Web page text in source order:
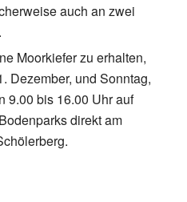
auch an zwei
Moorkiefer zu erhalten,
Dezember, und Sonntag,
9.00 bis 16.00 Uhr auf
direkt am